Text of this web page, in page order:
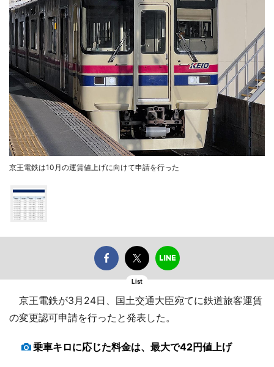
京王電鉄は10月の運賃値上げに向けて申請を行った
List
京王電鉄が3月24日、国土交通大臣宛てに鉄道旅客運賃
の変更認可申請を行ったと発表した。
乗車キロに応じた料金は、最大で42円値上げ